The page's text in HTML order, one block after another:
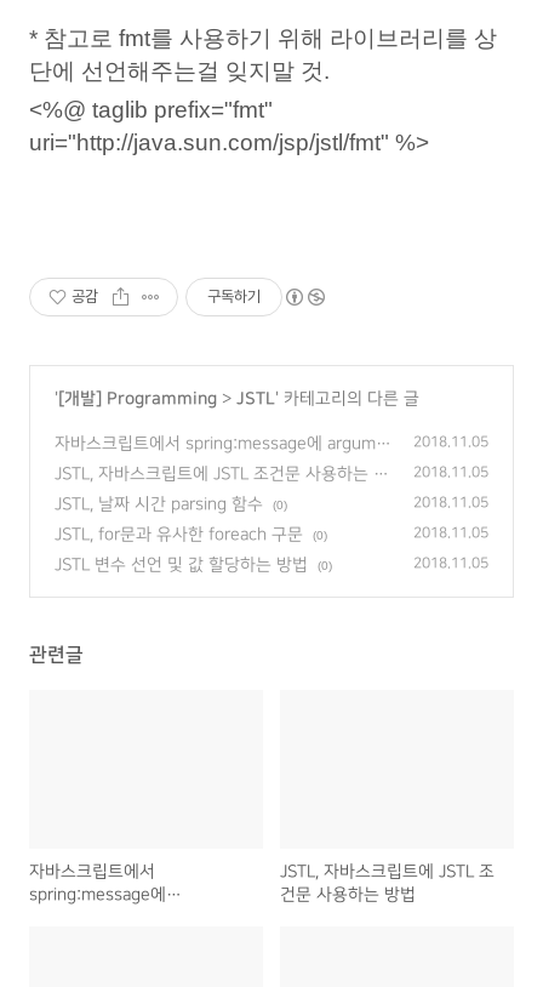
* 참고로 fmt를 사용하기 위해 라이브러리를 상
단에 선언해주는걸 잊지말 것.
<%@ taglib prefix="fmt"
uri="http://java.sun.com/jsp/jstl/fmt" %>
공감 구독하기
' [개발] Programming > JSTL' 카테고리의 다른 글
자바스크립트에서 spring:message에 argume
nts 사용하는 방법
(0)
2018.11.05
JSTL, 자바스크립트에 JSTL 조건문 사용하는 방
법
(0)
2018.11.05
JSTL, 날짜 시간 parsing 함수 (0) 2018.11.05
JSTL, for문과 유사한 foreach 구문 (0) 2018.11.05
JSTL 변수 선언 및 값 할당하는 방법 (0) 2018.11.05
관련글
자바스크립트에서
spring:message에
JSTL, 자바스크립트에 JSTL 조
건문 사용하는 방법